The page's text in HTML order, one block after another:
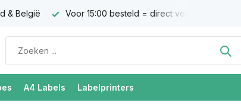
& België Voor 15:00 besteld = direct verzonden
A4 Labels Labelprinters